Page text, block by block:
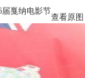
届戛纳电影节
查看原图